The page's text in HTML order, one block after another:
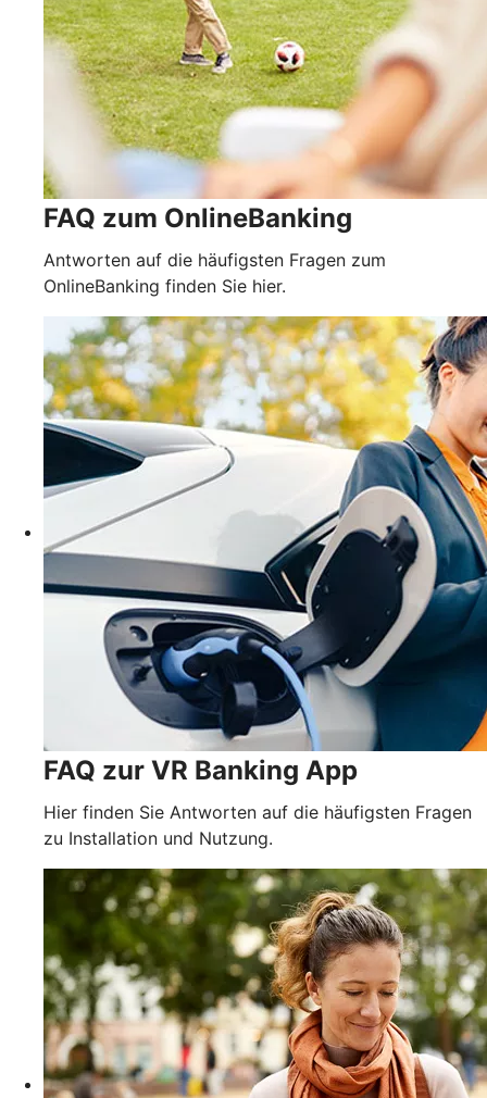
FAQ zum OnlineBanking
Antworten auf die häufigsten Fragen zum
OnlineBanking finden Sie hier.
FAQ zur VR Banking App
Hier finden Sie Antworten auf die häufigsten Fragen
zu Installation und Nutzung.